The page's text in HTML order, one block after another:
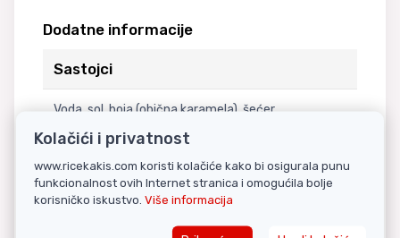
Dodatne informacije
Sastojci
Voda, sol, boja (obična karamela), šećer,
odmašćena SOJA 10%, PŠENICA.
Nutritivne informacije
PREHRAMBENE VRIJEDNOSTI U 100G PROIZVODA:
Kolačići i privatnost
www.ricekakis.com koristi kolačiće kako bi osigurala punu
funkcionalnost ovih Internet stranica i omogućila bolje
korisničko iskustvo. Više informacija